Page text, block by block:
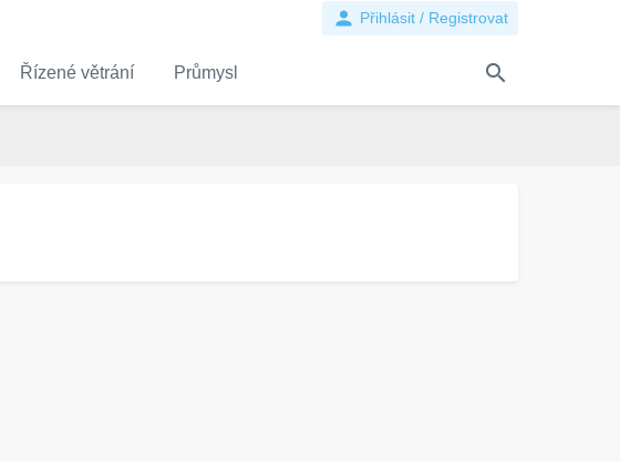
person Přihlásit / Registrovat
Řízené větrání Průmysl search